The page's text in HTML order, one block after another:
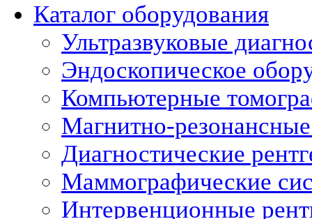
Каталог оборудования
Ультразвуковые
Эндоскопическое
Компьютерные
Магнитно-
Диагностические
Маммографические
Интервенционные